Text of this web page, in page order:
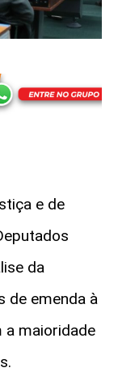
e de
da
de emenda à
a maioridade